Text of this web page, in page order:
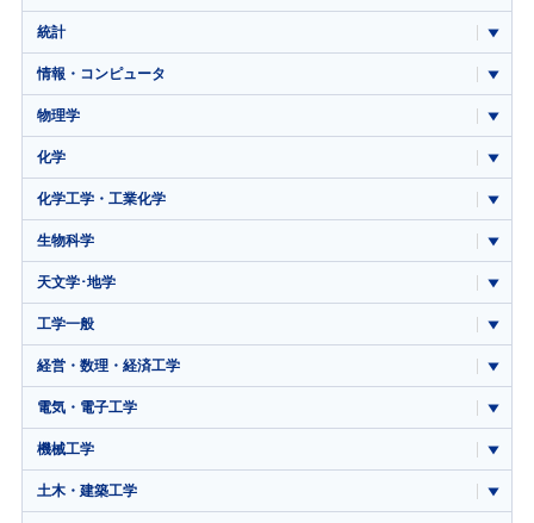
統計
情報・コンピュータ
物理学
化学
化学工学・工業化学
生物科学
天文学･地学
工学一般
経営・数理・経済工学
電気・電子工学
機械工学
土木・建築工学